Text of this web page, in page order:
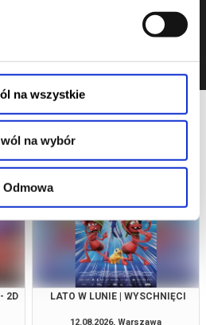
na wszystkie
na wybór
Odmowa
Poznaniu
więcej
2D
LATO W LUNIE | WYSCHNIĘCI
12.08.2026, Warszawa